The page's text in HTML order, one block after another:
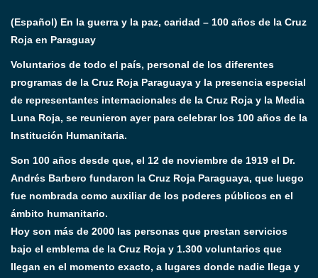
(Español) En la guerra y la paz, caridad – 100 años de la Cruz
Roja en Paraguay
Voluntarios de todo el país, personal de los diferentes
programas de la Cruz Roja Paraguaya y la presencia especial
de representantes internacionales de la Cruz Roja y la Media
Luna Roja, se reunieron ayer para celebrar los 100 años de la
Institución Humanitaria.
Son 100 años desde que, el 12 de noviembre de 1919 el Dr.
Andrés Barbero fundaron la Cruz Roja Paraguaya, que luego
fue nombrada como auxiliar de los poderes públicos en el
ámbito humanitario.
Hoy son más de 2000 las personas que prestan servicios
bajo el emblema de la Cruz Roja y 1.300 voluntarios que
llegan en el momento exacto, a lugares donde nadie llega y